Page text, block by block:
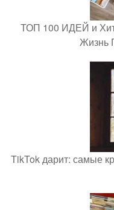
ТОП 100 ИДЕЙ и
Жизнь
TikTok дарит: самые